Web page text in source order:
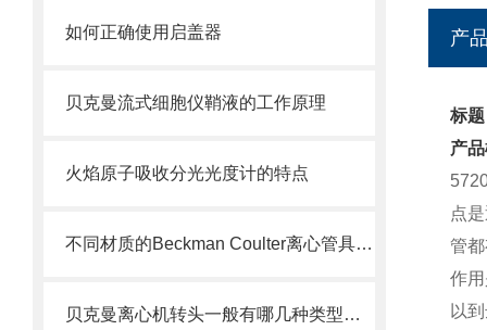
如何正确使用启盖器
贝克曼流式细胞仪鞘液的工作原理
火焰原子吸收分光光度计的特点
不同材质的Beckman Coulter离心管具有不同的使用特性
贝克曼离心机转头一般有哪几种类型呢？
产
标
产
点
管
作
以